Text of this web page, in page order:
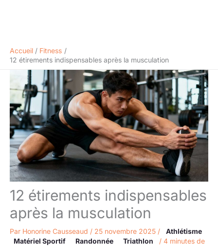
Accueil
Fitness
12 étirements indispensables après la musculation
12 étirements indispensables
après la musculation
Par Honorine Causseaud / 25 novembre 2025 /
Athlétisme
Matériel Sportif
Randonnée Triathlon / 4 minutes de